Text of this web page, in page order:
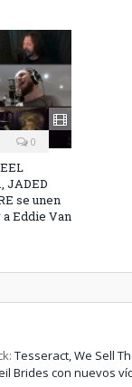
0
JADED
se unen
Eddie Van
Tesseract, We Sell
Brides con nuevos